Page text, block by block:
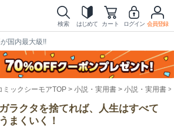
検索 はじめて カート ログイン 会員登録
国内最大級!!
ミックシーモアTOP 小説・実用書 小説・実用書
ガラクタを捨てれば、人生はすべて
うまくいく！